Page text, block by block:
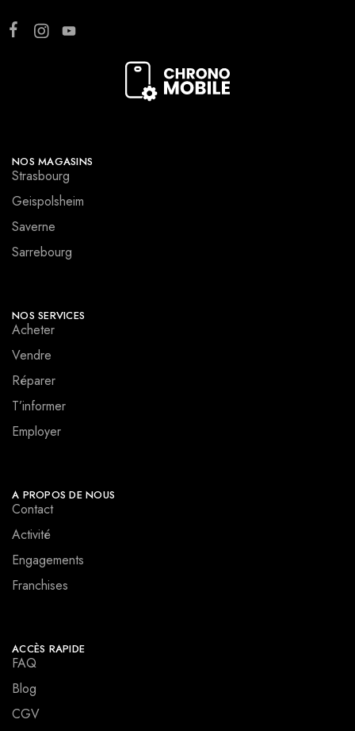
NOS MAGASINS
Strasbourg
Geispolsheim
Saverne
Sarrebourg
NOS SERVICES
Acheter
Vendre
Réparer
T’informer
Employer
A PROPOS DE NOUS
Contact
Activité
Engagements
Franchises
ACCÈS RAPIDE
FAQ
Blog
CGV